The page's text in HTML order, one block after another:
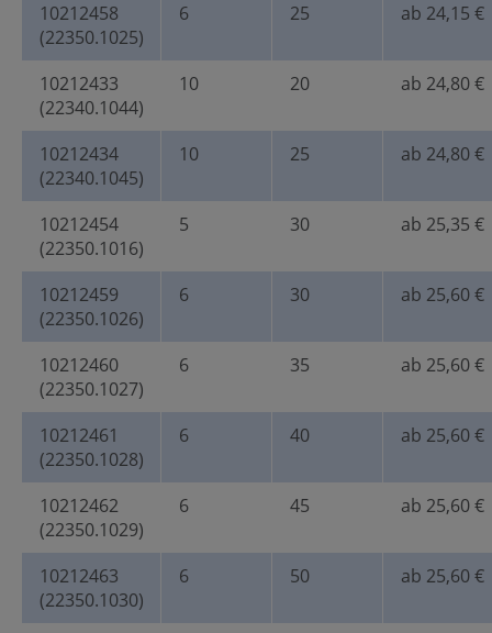
10212458
(22350.1025)
6 25 ab 24,15 €
10212433
(22340.1044)
10 20 ab 24,80 €
10212434
(22340.1045)
10 25 ab 24,80 €
10212454
(22350.1016)
5 30 ab 25,35 €
10212459
(22350.1026)
6 30 ab 25,60 €
10212460
(22350.1027)
6 35 ab 25,60 €
10212461
(22350.1028)
6 40 ab 25,60 €
10212462
(22350.1029)
6 45 ab 25,60 €
10212463
(22350.1030)
6 50 ab 25,60 €